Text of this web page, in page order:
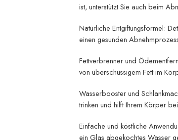
ist, unterstützt Sie auch beim
Natürliche Entgiftungsformel:
einen gesunden
Fettverbrenner und
von überschüssigem Fett im
Wasserbooster und
trinken und hilft Ihrem Körper
Einfache und köstliche
ein Glas abgekochtes Wasser